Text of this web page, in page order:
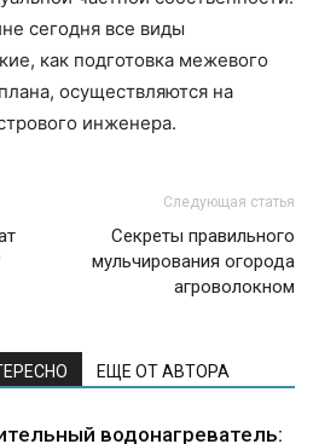
сегодня все виды
как подготовка межевого
осуществляются на
инженера.
Следующая статья
Секреты правильного
мульчирования огорода
агроволокном
ЕЩЕ ОТ АВТОРА
водонагреватель: